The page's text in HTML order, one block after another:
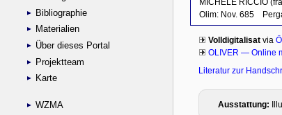
Bibliographie
Materialien
Über dieses Portal
Projektteam
Karte
WZMA